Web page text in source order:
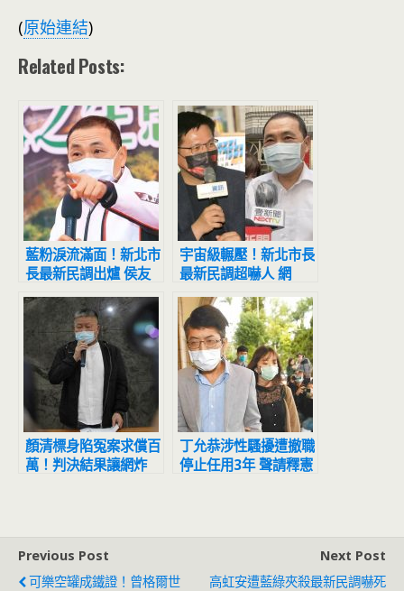
(原始連結)
Related Posts:
藍粉淚流滿面！新北市
長最新民調出爐 侯友
宜超震撼
宇宙級輾壓！新北市長
最新民調超嚇人 網
驚：滅亡計畫開始
顏清標身陷冤案求償百
萬！判決結果讓網炸
丁允恭涉性騷擾遭撤職
停止任用3年 聲請釋憲
Previous Post
可樂空罐成鐵證！曾格爾世
Next Post
高虹安遭藍綠夾殺最新民調嚇死